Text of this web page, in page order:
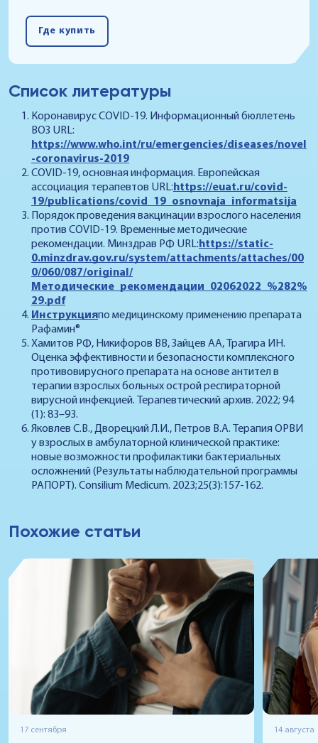
Где купить
Список литературы
Коронавирус COVID-19. Информационный бюллетень
ВОЗ URL:
https://www.who.int/ru/emergencies/diseases/novel
-coronavirus-2019
COVID-19, основная информация. Европейская
ассоциация терапевтов URL:https://euat.ru/covid-
19/publications/covid_19_osnovnaja_informatsija
Порядок проведения вакцинации взрослого населения
против COVID-19. Временные методические
рекомендации. Минздрав РФ URL:https://static-
0.minzdrav.gov.ru/system/attachments/attaches/00
0/060/087/original/
Методические_рекомендации_02062022_%282%
29.pdf
Инструкцияпо медицинскому применению препарата
Рафамин®
Хамитов РФ, Никифоров ВВ, Зайцев АА, Трагира ИН.
Оценка эффективности и безопасности комплексного
противовирусного препарата на основе антител в
терапии взрослых больных острой респираторной
вирусной инфекцией. Терапевтический архив. 2022; 94
(1): 83–93.
Яковлев С.В., Дворецкий Л.И., Петров В.А. Терапия ОРВИ
у взрослых в амбулаторной клинической практике:
новые возможности профилактики бактериальных
осложнений (Результаты наблюдательной программы
РАПОРТ). Consilium Medicum. 2023;25(3):157-162.
Похожие статьи
17 сентября 14 августа